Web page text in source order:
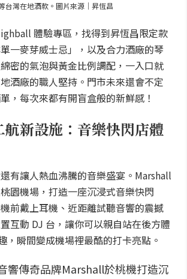
台灣在地酒款。圖片來源｜昇恆昌
體驗專區，找得到昇恆昌限定款
一麥芽威士忌」，以及合力酒廠的琴
密的氣泡與黃金比例調配，一入口就
酒廠的職人堅持。門市未來還會不定
，每次來都有開盲盒般的新鮮感！
航新設施：音樂快閃店體
有讓人熱血沸騰的音樂盛宴。Marshall
園機場，打造一座沉浸式音樂快閃
前戴上耳機、近距離試聽音響的震撼
互動 DJ 台，讓你可以親自站在後方體
，瞬間變成機場裡最酷的打卡亮點。